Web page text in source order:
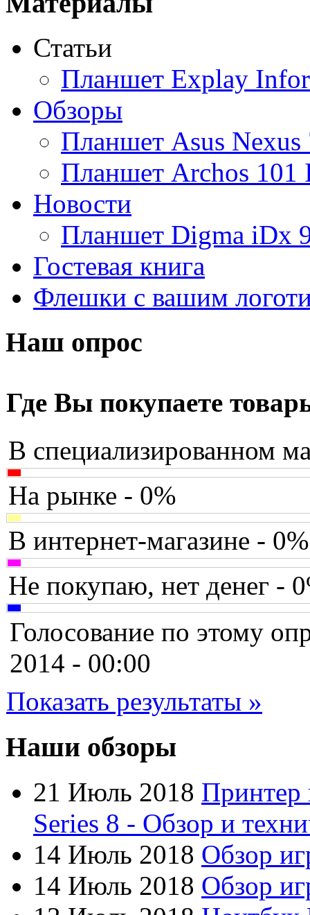
Acme(2)
Ainol
Altinet
Amazon
Amber
Ampe
Apache
Apple(4)
Apriori
Archos
Armaggeddon
Assistant
Asus(9)
Barnes&noble
Brain
Brava
Canyon(1)
Cbr(1)
Chicony(1)
Codegen(2)
Cooler master(2)
Cube
Cyborg(8)
Datex(1)
(4)
Dell(6)
Dex
Everest
Firtech(2)
Статьи
Планшет Explay
Обзоры
Планшет Asus Nexus
Планшет Archos 101
Новости
Планшет Digma iDx
Гостевая книга
Флешки с вашим
Наш опрос
Где Вы покупаете
В специализированном
На рынке - 0%
В интернет-магазине - 0%
Не покупаю, нет денег -
Голосование по этому
2014 - 00:00
Показать результаты »
Наши обзоры
21 Июль 2018 Принтер
Series 8 - Обзор и
14 Июль 2018 Обзор
14 Июль 2018 Обзор